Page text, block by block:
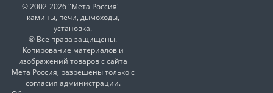
© 2002-2026 "Мета Россия" -
камины, печи, дымоходы,
установка.
® Все права защищены.
Копирование материалов и
изображений товаров с сайта
Мета Россия, разрешены только с
согласия администрации.